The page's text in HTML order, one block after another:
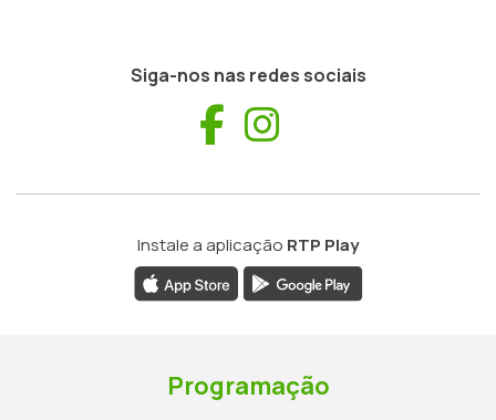
Siga-nos nas redes sociais
Facebook
Instale a aplicação RTP Play
Programação